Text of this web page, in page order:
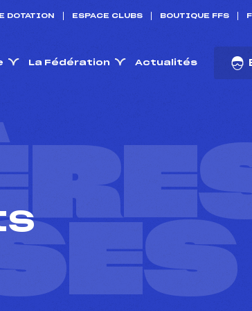
DOTATION ESPACE CLUBS BOUTIQUE FFS
La Fédération Actualités